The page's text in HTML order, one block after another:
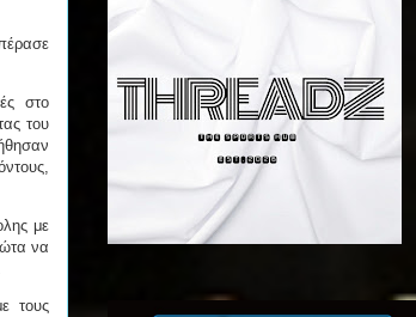
στο
του
με
να
τους